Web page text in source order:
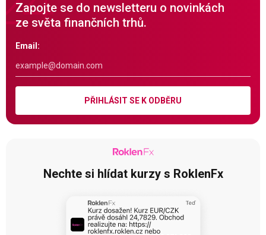
Zapojte se do newsletteru o novinkách
ze světa finančních trhů.
Email:
PŘIHLÁSIT SE K ODBĚRU
Nechte si hlídat kurzy s RoklenFx